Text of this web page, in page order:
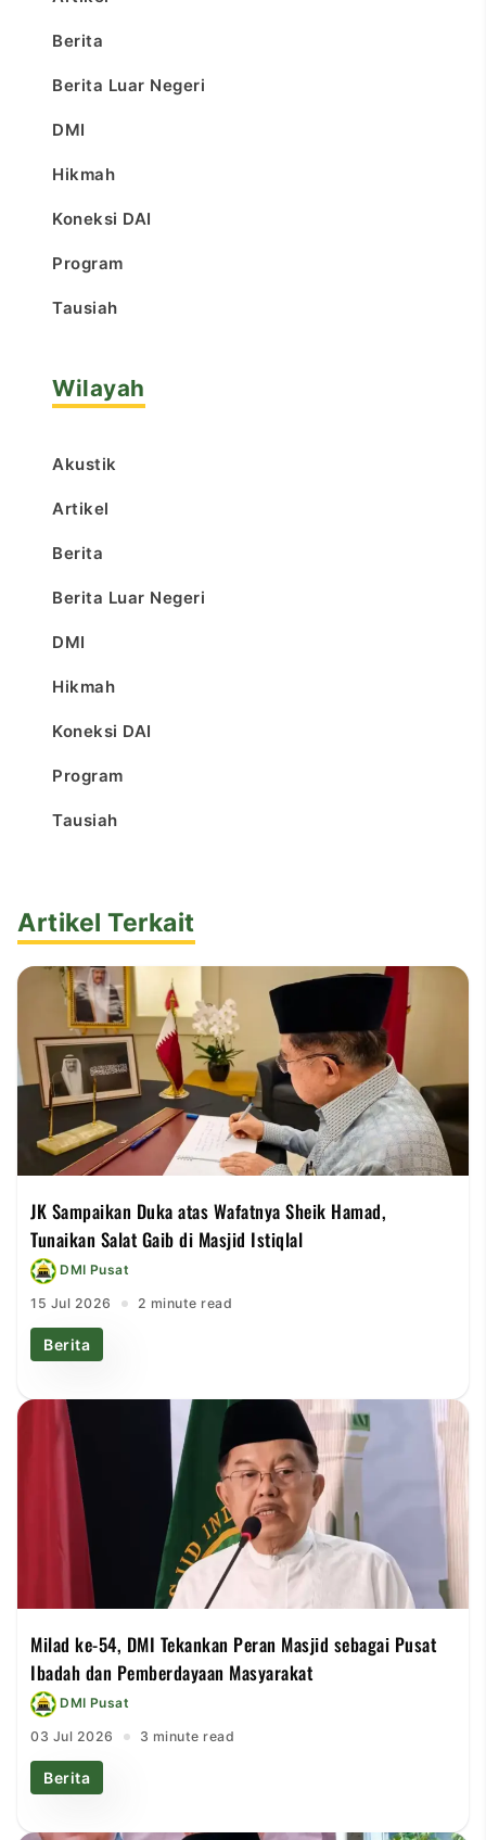
Berita
Berita Luar Negeri
DMI
Hikmah
Koneksi DAI
Program
Tausiah
Wilayah
Akustik
Artikel
Berita
Berita Luar Negeri
DMI
Hikmah
Koneksi DAI
Program
Tausiah
Artikel Terkait
JK Sampaikan Duka atas Wafatnya Sheik Hamad,
Tunaikan Salat Gaib di Masjid Istiqlal
DMI Pusat
15 Jul 2026 2 minute read
Berita
Milad ke-54, DMI Tekankan Peran Masjid sebagai Pusat
Ibadah dan Pemberdayaan Masyarakat
DMI Pusat
03 Jul 2026 3 minute read
Berita